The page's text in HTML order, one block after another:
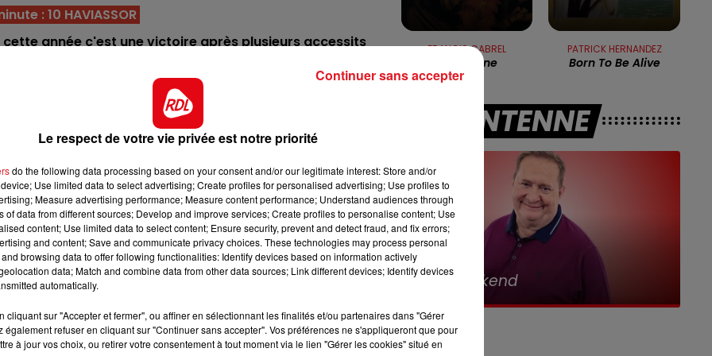
7h00 - 10h00
RDL WEEK-END RDL WEEKEND
: 10 HAVIASSOR
cette année c'est une victoire après plusieurs accessits
et bien placé en bas de tableau, ca peut faire tilt
tracé, avec lui il faut attendre et finir. S'il a la course
fois-ci terminer plus près.
une très belle année. Pour son premier quinté, on s'en
déçu sur cette piste. Vainqueur il y a un mois d'un
ci une surcharge à portée.
handicap, devant Kaleo. Lui aussi a pris du poids
ce coup-ci un accessit.
dans le sud-est dont 3 sur le sable. Pour cette montée
avec des ambitions.
tant que c'est de la PSF. S'il ne se ressent pas de ses
il est capable de se surpasser.
FRANCIS CABREL
Sarbacane
PATRICK HERNANDEZ
Born To Be Alive
A L'ANTENNE
10h00 - 12h00
RDL Weekend
7h00 - 10h00
RDL Week-end
Le respect de votre vie privée est notre priorité
do the following data processing based on your consent and/or our legitimate interest: Store and/or
Use limited data to select advertising; Create profiles for personalised advertising; Use profiles to
Measure advertising performance; Measure content performance; Understand audiences through
of data from different sources; Develop and improve services; Create profiles to personalise content; Use
content; Use limited data to select content; Ensure security, prevent and detect fraud, and fix errors;
and content; Save and communicate privacy choices. These technologies may process personal
browsing data to offer following functionalities: Identify devices based on information actively
data; Match and combine data from other data sources; Link different devices; Identify devices
automatically.
cliquant sur "Accepter et fermer", ou affiner en sélectionnant les finalités et/ou partenaires dans "Gérer
également refuser en cliquant sur "Continuer sans accepter". Vos préférences ne s'appliqueront que pour
à jour vos choix, ou retirer votre consentement à tout moment via le lien "Gérer les cookies" situé en
Continuer sans accepter